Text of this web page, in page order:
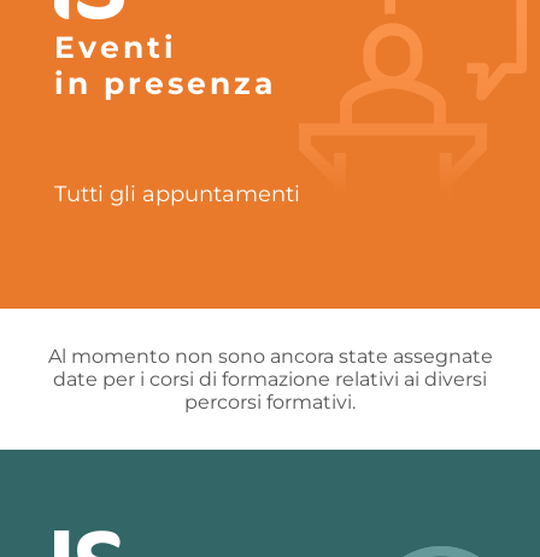
Eventi
in presenza
Tutti gli appuntamenti
Al momento non sono ancora state assegnate
date per i corsi di formazione relativi ai diversi
percorsi formativi.